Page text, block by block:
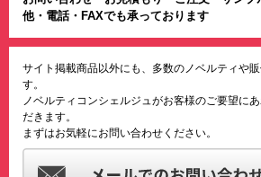
他・電話・FAXでも承っております
サイト掲載商品以外にも、多数のノベルティや
す。
ノベルティコンシェルジュがお客様のご要望に
だきます。
まずはお気軽にお問い合わせください。